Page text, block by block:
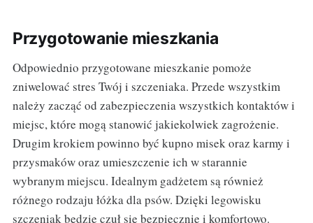
Przygotowanie mieszkania
Odpowiednio przygotowane mieszkanie pomoże
zniwelować stres Twój i szczeniaka. Przede wszystkim
należy zacząć od zabezpieczenia wszystkich kontaktów i
miejsc, które mogą stanowić jakiekolwiek zagrożenie.
Drugim krokiem powinno być kupno misek oraz karmy i
przysmaków oraz umieszczenie ich w starannie
wybranym miejscu. Idealnym gadżetem są również
różnego rodzaju łóżka dla psów. Dzięki legowisku
szczeniak będzie czuł się bezpiecznie i komfortowo.